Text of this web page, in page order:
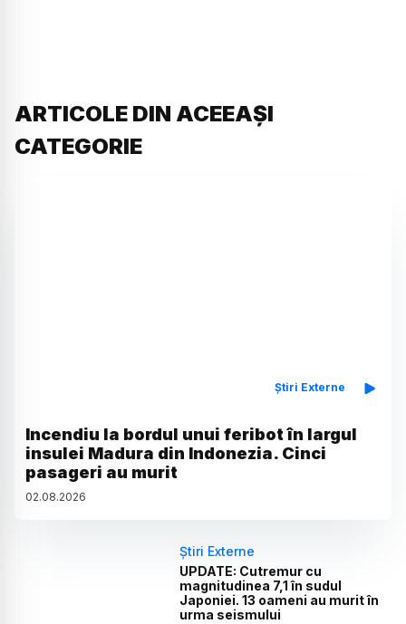
ARTICOLE DIN ACEEAȘI
CATEGORIE
Știri Externe
Incendiu la bordul unui feribot în largul
insulei Madura din Indonezia. Cinci
pasageri au murit
02.08.2026
Știri Externe
UPDATE: Cutremur cu
magnitudinea 7,1 în sudul
Japoniei. 13 oameni au murit în
urma seismului